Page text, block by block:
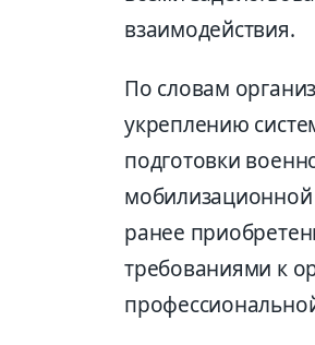
взаимодействия.
По словам
укреплению
подготовки
мобилизационной
ранее
требованиями к